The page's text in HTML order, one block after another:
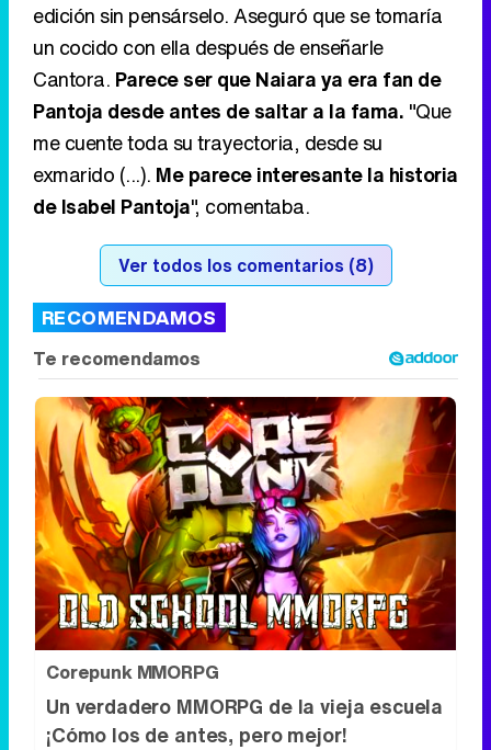
edición sin pensárselo. Aseguró que se tomaría
un cocido con ella después de enseñarle
Cantora. Parece ser que Naiara ya era fan de
Pantoja desde antes de saltar a la fama. "Que
me cuente toda su trayectoria, desde su
exmarido (...). Me parece interesante la historia
de Isabel Pantoja", comentaba.
Ver todos los comentarios (8)
RECOMENDAMOS
Corepunk MMORPG
Un verdadero MMORPG de la vieja escuela
¡Cómo los de antes, pero mejor!